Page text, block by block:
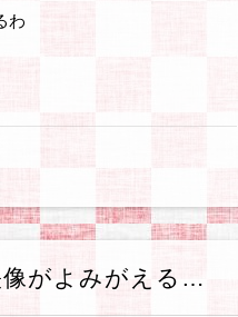
わ
像がよみがえる…